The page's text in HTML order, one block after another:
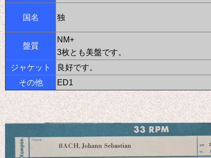
国名 独
盤質
NM+
3枚とも美盤です。
ジャケット
良好です。
その他
ED1